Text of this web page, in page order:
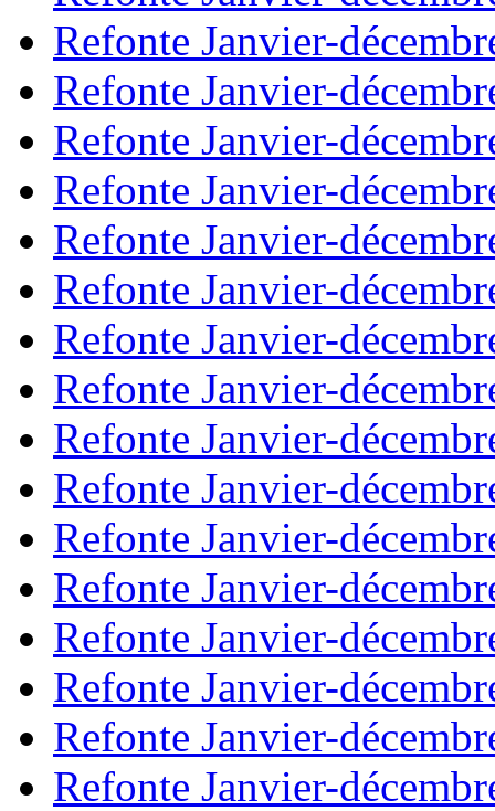
Refonte Janvier-
Refonte Janvier-
Refonte Janvier-
Refonte Janvier-
Refonte Janvier-
Refonte Janvier-
Refonte Janvier-
Refonte Janvier-
Refonte Janvier-
Refonte Janvier-
Refonte Janvier-
Refonte Janvier-
Refonte Janvier-
Refonte Janvier-
Refonte Janvier-
Refonte Janvier-